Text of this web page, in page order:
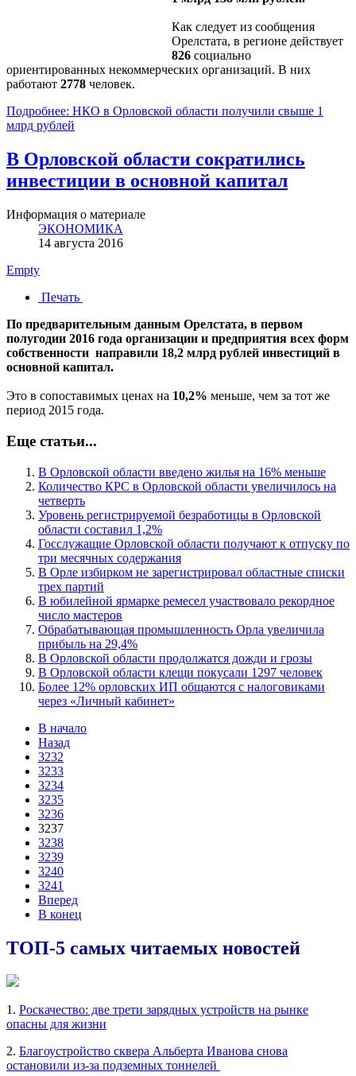
Как следует из сообщения
Орелстата, в регионе действует
826 социально
ориентированных некоммерческих организаций. В них
работают 2778 человек.
Подробнее: НКО в Орловской области получили свыше 1
млрд рублей
В Орловской области сократились
инвестиции в основной капитал
Информация о материале
ЭКОНОМИКА
14 августа 2016
Empty
Печать
По предварительным данным Орелстата, в первом
полугодии 2016 года организации и предприятия всех форм
собственности направили 18,2 млрд рублей инвестиций в
основной капитал.
Это в сопоставимых ценах на 10,2% меньше, чем за тот же
период 2015 года.
Еще статьи...
В Орловской области введено жилья на 16% меньше
Количество КРС в Орловской области увеличилось на
четверть
Уровень регистрируемой безработицы в Орловской
области составил 1,2%
Госслужащие Орловской области получают к отпуску по
три месячных содержания
В Орле избирком не зарегистрировал областные списки
трех партий
В юбилейной ярмарке ремесел участвовало рекордное
число мастеров
Обрабатывающая промышленность Орла увеличила
прибыль на 29,4%
В Орловской области продолжатся дожди и грозы
В Орловской области клещи покусали 1297 человек
Более 12% орловских ИП общаются с налоговиками
через «Личный кабинет»
В начало
Назад
3232
3233
3234
3235
3236
3237
3238
3239
3240
3241
Вперед
В конец
ТОП-5 самых читаемых новостей
1. Роскачество: две трети зарядных устройств на рынке
опасны для жизни
2. Благоустройство сквера Альберта Иванова снова
остановили из-за подземных тоннелей